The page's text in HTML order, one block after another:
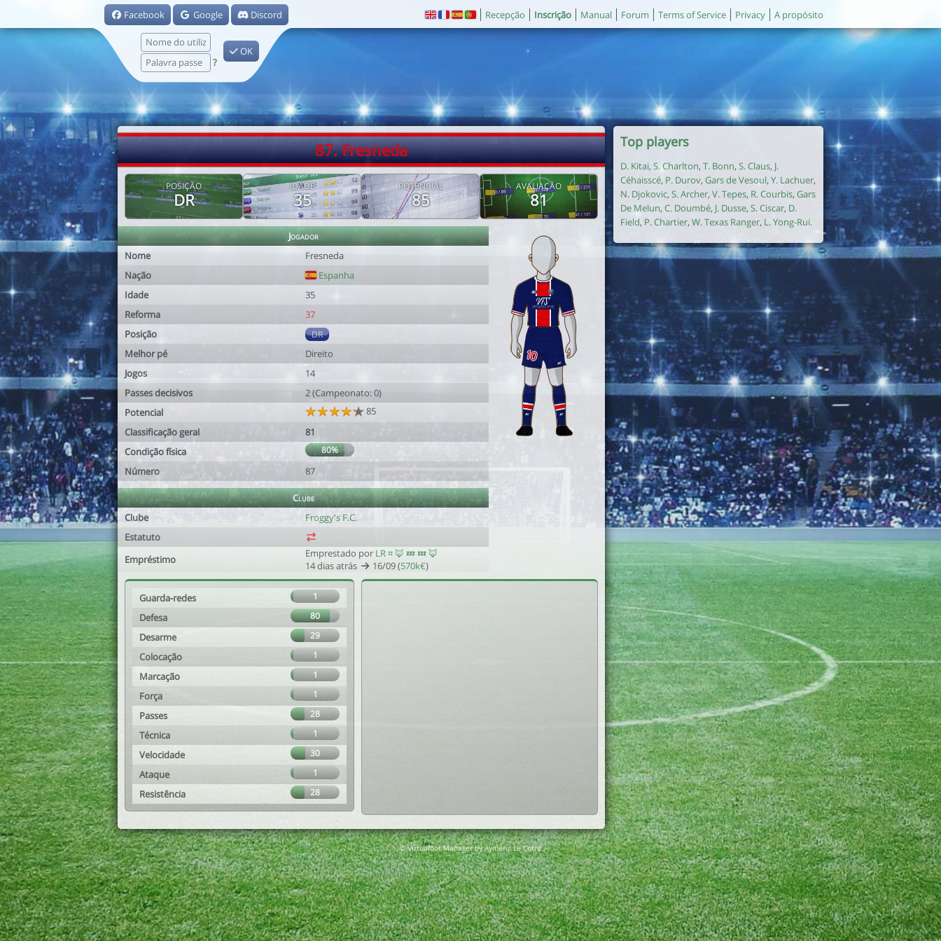
Facebook Google Discord
?
OK
Recepção Inscrição Manual Forum Terms of Service Privacy A propósito
87. Fresneda
POSIÇÃO
DR
IDADE
35
POTENCIAL
85
AVALIAÇÃO
81
Jogador
Nome
Fresneda
Nação
Espanha
Idade
35
Reforma
37
Posição
DR
Melhor pé
Direito
Jogos
14
Passes decisivos
2 (Campeonato: 0)
Potencial
85
Classificação geral
81
Condição física
80%
Número 87
Clube
Clube
Froggy's F.C.
Estatuto
Empréstimo
Emprestado por LR ¤ 🦊 💤 💤 🦊
14 dias atrás
16/09 (570k€)
Guarda-redes 1
Defesa 80
Desarme 29
Colocação 1
Marcação 1
Força 1
Passes 28
Técnica 1
Velocidade 30
Ataque 1
Resistência 28
Top players
D. Kitai, S. Charlton, T. Bonn, S. Claus, J.
Céhaisscé, P. Durov, Gars de Vesoul, Y. Lachuer,
N. Djokovic, S. Archer, V. Tepes, R. Courbis, Gars
De Melun, C. Doumbé, J. Dusse, S. Ciscar, D.
Field, P. Chartier, W. Texas Ranger, L. Yong-Rui.
© Virtuafoot Manager by Aymeric Le Corre